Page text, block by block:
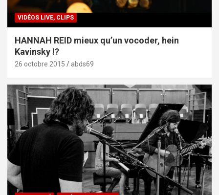
VIDÉOS LIVE, CLIPS
HANNAH REID mieux qu’un vocoder, hein
Kavinsky !?
26 octobre 2015 abds69